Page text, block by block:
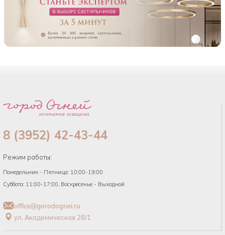
8 (3952) 42-43-44
Режим работы:
Понедельник - Пятница: 10:00-19:00
Суббота: 11:00-17:00, Воскресенье - Выходной
office@gorodognei.ru
ул. Академическая 28/1